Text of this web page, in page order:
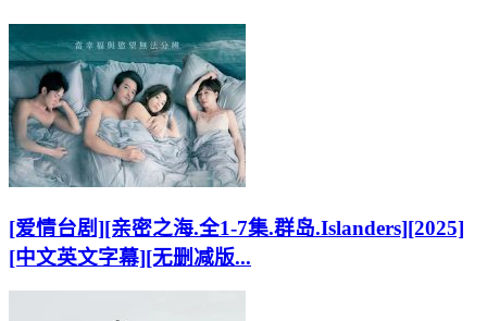
[爱情台剧][亲密之海.全1-7集.群岛.Islanders][2025]
[中文英文字幕][无删减版...